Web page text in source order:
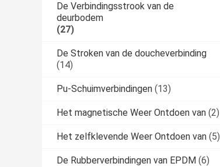
De Verbindingsstrook van de
deurbodem
(27)
De Stroken van de doucheverbinding
(14)
Pu-Schuimverbindingen (13)
Het magnetische Weer Ontdoen van (2)
Het zelfklevende Weer Ontdoen van (5)
De Rubberverbindingen van EPDM (6)